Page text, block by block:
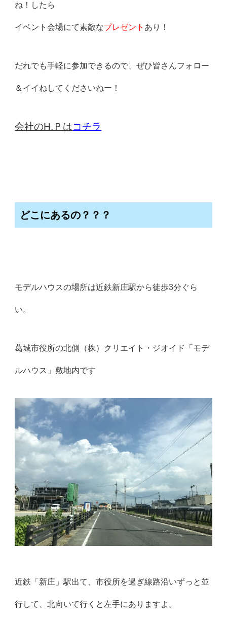
ね！したら
イベント会場にて素敵なプレゼント あり ！
だれでも手軽に参加できるので、ぜひ皆さんフォロー
＆イイねしてくださいねー！
会社のH.Ｐはコチラ
どこにあるの？？？
モデルハウスの場所は近鉄新庄駅から徒歩3分ぐら
い。
葛城市役所の北側（株）クリエイト・ジオイド「モデ
ルハウス」敷地内です
近鉄「新庄」駅出て、市役所を過ぎ線路沿いずっと並
行して、北向いて行くと左手にありますよ。